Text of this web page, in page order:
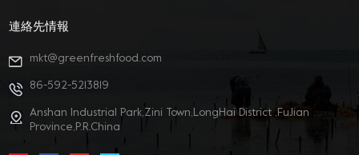
連絡先情報
mkt@greenfreshfood.com
86-592-5213819
Anshan Industrial Park,Zini Town,LongHai District ,FuJian
Province,P.R.China